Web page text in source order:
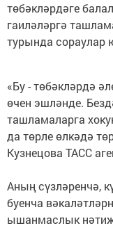
төбәкләрдәге
гаиләләргә
турында сораулар
«Бу - төбәкләрдә
өчен эшләнде.
ташламаларга
да төрле өлкәдә
Кузнецова ТАСС
Аның сүзләренчә,
буенча
ышанмаслык